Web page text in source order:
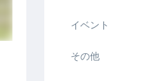
イベント
その他